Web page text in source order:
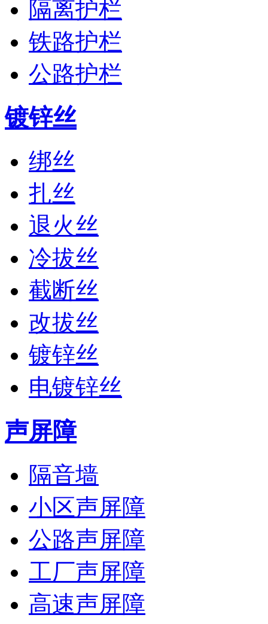
隔离护栏
铁路护栏
公路护栏
镀锌丝
绑丝
扎丝
退火丝
冷拔丝
截断丝
改拔丝
镀锌丝
电镀锌丝
声屏障
隔音墙
小区声屏障
公路声屏障
工厂声屏障
高速声屏障